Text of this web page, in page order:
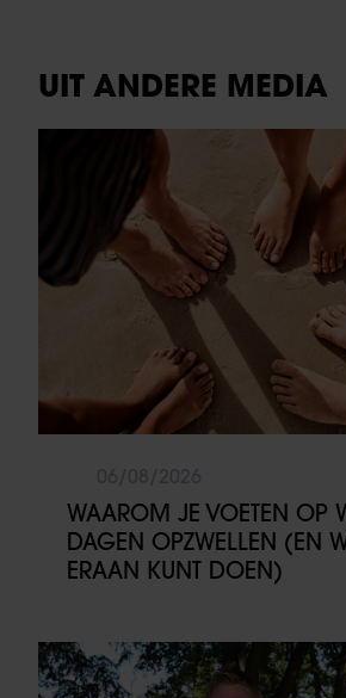
UIT ANDERE MEDIA
WAAROM JE VOETEN OP
DAGEN OPZWELLEN (EN
ERAAN KUNT DOEN)